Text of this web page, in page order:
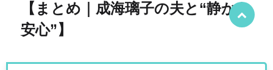
【まとめ｜成海璃子の夫と“静かな
安心”】